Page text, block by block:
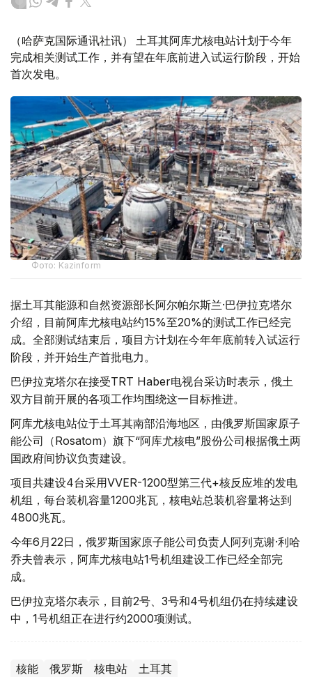
（哈萨克国际通讯社讯） 土耳其阿库尤核电站计划于今年
完成相关测试工作，并有望在年底前进入试运行阶段，开始
首次发电。
Фото: Kazinform
据土耳其能源和自然资源部长阿尔帕尔斯兰·巴伊拉克塔尔
介绍，目前阿库尤核电站约15%至20%的测试工作已经完
成。全部测试结束后，项目方计划在今年年底前转入试运行
阶段，并开始生产首批电力。
巴伊拉克塔尔在接受TRT Haber电视台采访时表示，俄土
双方目前开展的各项工作均围绕这一目标推进。
阿库尤核电站位于土耳其南部沿海地区，由俄罗斯国家原子
能公司（Rosatom）旗下“阿库尤核电”股份公司根据俄土两
国政府间协议负责建设。
项目共建设4台采用VVER-1200型第三代+核反应堆的发电
机组，每台装机容量1200兆瓦，核电站总装机容量将达到
4800兆瓦。
今年6月22日，俄罗斯国家原子能公司负责人阿列克谢·利哈
乔夫曾表示，阿库尤核电站1号机组建设工作已经全部完
成。
巴伊拉克塔尔表示，目前2号、3号和4号机组仍在持续建设
中，1号机组正在进行约2000项测试。
核能 俄罗斯 核电站 土耳其